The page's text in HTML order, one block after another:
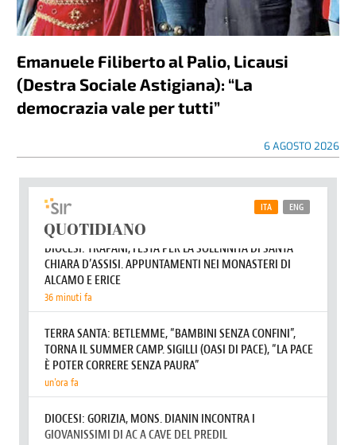
Emanuele Filiberto al Palio, Licausi
(Destra Sociale Astigiana): “La
democrazia vale per tutti”
6 AGOSTO 2026